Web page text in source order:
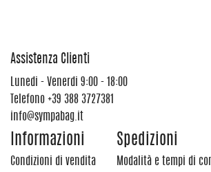
Assistenza Clienti
Lunedi - Venerdi 9:00 - 18:00
Telefono +39 388 3727381
info@sympabag.it
Informazioni
Condizioni di vendita
Spedizioni
Modalità e tempi di